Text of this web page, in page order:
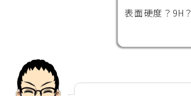
表面硬度？9H？